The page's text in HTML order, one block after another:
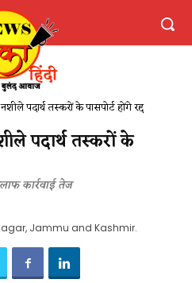
पदार्थ तस्करों के पासपोर्ट होंगे रद्द
पदार्थ तस्करों के
कार्रवाई तेज
Jammu and Kashmir.